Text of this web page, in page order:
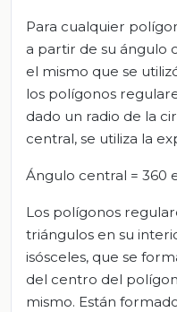
Para cualquier
a partir de su ángulo
el mismo que se
los polígonos
dado un radio de la
central, se utiliza la
Ángulo central = 360
Los polígonos
triángulos en su
isósceles, que se
del centro del
mismo. Están